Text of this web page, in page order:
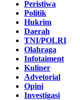
Peristiwa
Politik
Hukrim
Daerah
TNI/POLRI
Olahraga
Infotaiment
Kuliner
Advetorial
Opini
Investigasi